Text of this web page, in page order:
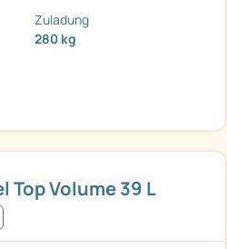
Top Volume 39 L
Zuladung
280 kg